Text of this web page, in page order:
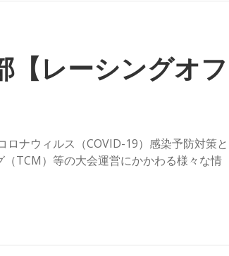
【レーシングオフ
ナウィルス（COVID-19）感染予防対策と
TCM）等の大会運営にかかわる様々な情